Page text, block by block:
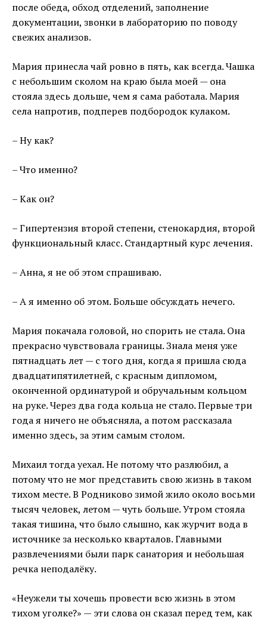
после обеда, обход отделений, заполнение
документации, звонки в лабораторию по поводу
свежих анализов.
Мария принесла чай ровно в пять, как всегда. Чашка
с небольшим сколом на краю была моей — она
стояла здесь дольше, чем я сама работала. Мария
села напротив, подперев подбородок кулаком.
– Ну как?
– Что именно?
– Как он?
– Гипертензия второй степени, стенокардия, второй
функциональный класс. Стандартный курс лечения.
– Анна, я не об этом спрашиваю.
– А я именно об этом. Больше обсуждать нечего.
Мария покачала головой, но спорить не стала. Она
прекрасно чувствовала границы. Знала меня уже
пятнадцать лет — с того дня, когда я пришла сюда
двадцатипятилетней, с красным дипломом,
оконченной ординатурой и обручальным кольцом
на руке. Через два года кольца не стало. Первые три
года я ничего не объясняла, а потом рассказала
именно здесь, за этим самым столом.
Михаил тогда уехал. Не потому что разлюбил, а
потому что не мог представить свою жизнь в таком
тихом месте. В Родниково зимой жило около восьми
тысяч человек, летом — чуть больше. Утром стояла
такая тишина, что было слышно, как журчит вода в
источнике за несколько кварталов. Главными
развлечениями были парк санатория и небольшая
речка неподалёку.
«Неужели ты хочешь провести всю жизнь в этом
тихом уголке?» — эти слова он сказал перед тем, как